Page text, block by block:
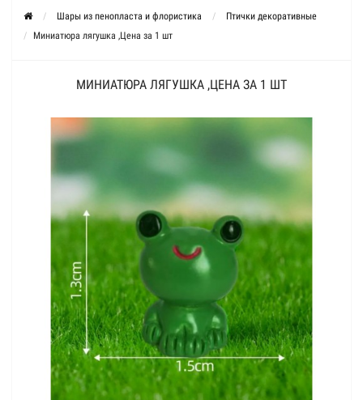
Шары из пенопласта и флористика
Птички декоративные
Миниатюра лягушка ,Цена за 1 шт
МИНИАТЮРА ЛЯГУШКА ,ЦЕНА ЗА 1 ШТ